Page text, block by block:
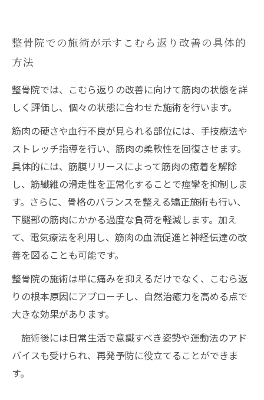
整骨院での施術が示すこむら返り改善の具体的
方法
整骨院では、こむら返りの改善に向けて筋肉の状態を詳
しく評価し、個々の状態に合わせた施術を行います。
筋肉の硬さや血行不良が見られる部位には、手技療法や
ストレッチ指導を行い、筋肉の柔軟性を回復させます。
具体的には、筋膜リリースによって筋肉の癒着を解除
し、筋繊維の滑走性を正常化することで痙攣を抑制しま
す。さらに、骨格のバランスを整える矯正施術も行い、
下腿部の筋肉にかかる過度な負荷を軽減します。加え
て、電気療法を利用し、筋肉の血流促進と神経伝達の改
善を図ることも可能です。
整骨院の施術は単に痛みを抑えるだけでなく、こむら返
りの根本原因にアプローチし、自然治癒力を高める点で
大きな効果があります。
施術後には日常生活で意識すべき姿勢や運動法のアド
バイスも受けられ、再発予防に役立てることができま
す。